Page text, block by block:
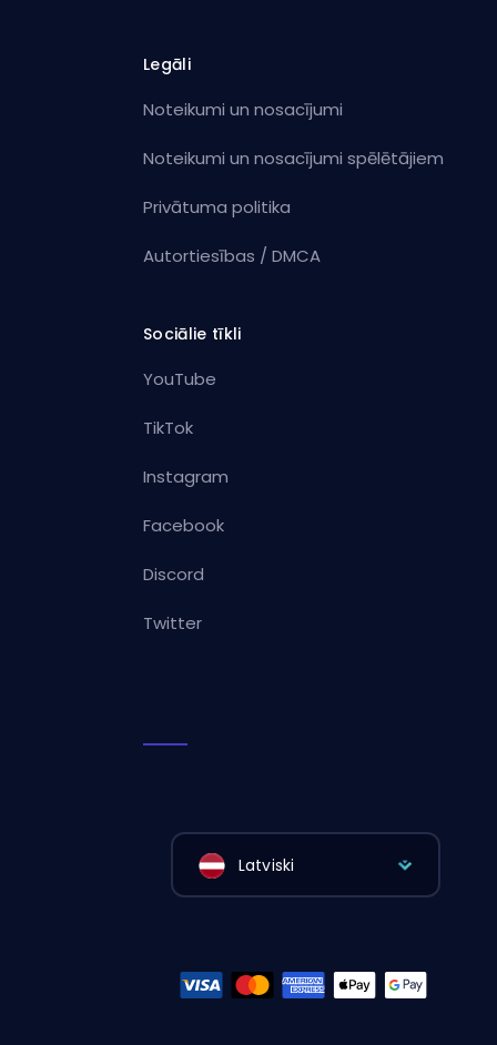
Legāli
Noteikumi un nosacījumi
Noteikumi un nosacījumi spēlētājiem
Privātuma politika
Autortiesības / DMCA
Sociālie tīkli
YouTube
TikTok
Instagram
Facebook
Discord
Twitter
Latviski